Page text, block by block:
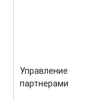
Управление
партнерами